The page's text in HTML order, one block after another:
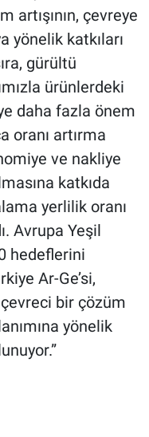
artışının, çevreye
yönelik katkıları
gürültü
ürünlerdeki
daha fazla önem
oranı artırma
ve nakliye
katkıda
yerlilik oranı
Avrupa Yeşil
hedeflerini
Ar-Ge’si,
bir çözüm
yönelik